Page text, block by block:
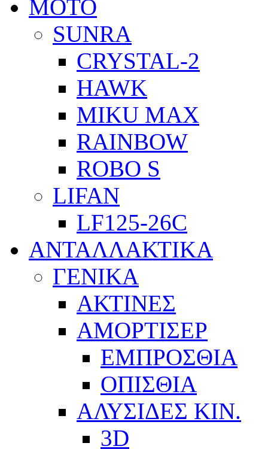
ΜΟΤΟ
SUNRA
CRYSTAL-2
HAWK
MIKU MAX
RAINBOW
ROBO S
LIFAN
LF125-26C
ΑΝΤΑΛΛΑΚΤΙΚΑ
ΓΕΝΙΚΑ
ΑΚΤΙΝΕΣ
ΑΜΟΡΤΙΣΕΡ
ΕΜΠΡΟΣΘΙΑ
ΟΠΙΣΘΙΑ
ΑΛΥΣΙΔΕΣ ΚΙΝ.
3D